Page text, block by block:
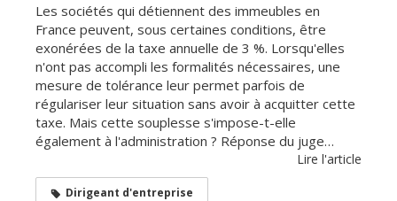
Les sociétés qui détiennent des immeubles en
France peuvent, sous certaines conditions, être
exonérées de la taxe annuelle de 3 %. Lorsqu'elles
n'ont pas accompli les formalités nécessaires, une
mesure de tolérance leur permet parfois de
régulariser leur situation sans avoir à acquitter cette
taxe. Mais cette souplesse s'impose-t-elle
également à l'administration ? Réponse du juge…
Lire l'article
Dirigeant d'entreprise